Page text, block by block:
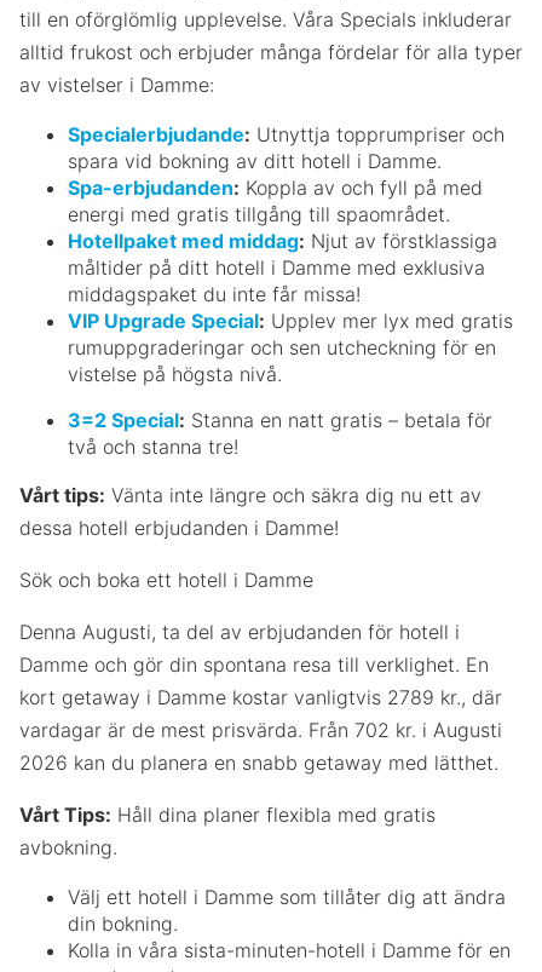
till en oförglömlig upplevelse. Våra Specials inkluderar
alltid frukost och erbjuder många fördelar för alla typer
av vistelser i Damme:
Specialerbjudande: Utnyttja topprumpriser och
spara vid bokning av ditt hotell i Damme.
Spa-erbjudanden: Koppla av och fyll på med
energi med gratis tillgång till spaområdet.
Hotellpaket med middag: Njut av förstklassiga
måltider på ditt hotell i Damme med exklusiva
middagspaket du inte får missa!
VIP Upgrade Special: Upplev mer lyx med gratis
rumuppgraderingar och sen utcheckning för en
vistelse på högsta nivå.
3=2 Special: Stanna en natt gratis – betala för
två och stanna tre!
Vårt tips: Vänta inte längre och säkra dig nu ett av
dessa hotell erbjudanden i Damme!
Sök och boka ett hotell i Damme
Denna Augusti, ta del av erbjudanden för hotell i
Damme och gör din spontana resa till verklighet. En
kort getaway i Damme kostar vanligtvis 2789 kr., där
vardagar är de mest prisvärda. Från 702 kr. i Augusti
2026 kan du planera en snabb getaway med lätthet.
Vårt Tips: Håll dina planer flexibla med gratis
avbokning.
Välj ett hotell i Damme som tillåter dig att ändra
din bokning.
Kolla in våra sista-minuten-hotell i Damme för en